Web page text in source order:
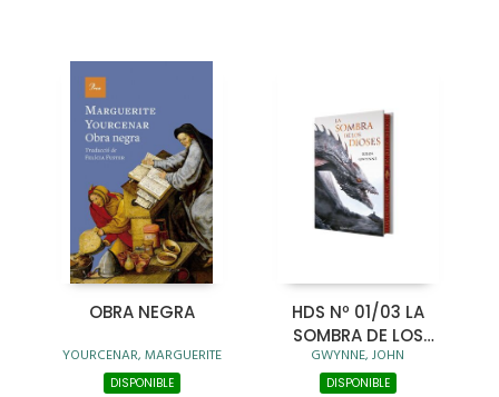
OBRA NEGRA
YOURCENAR, MARGUERITE
DISPONIBLE
HDS Nº 01/03 LA
SOMBRA DE LOS
DIOSES (CANTOS
TINTADOS)
GWYNNE, JOHN
DISPONIBLE